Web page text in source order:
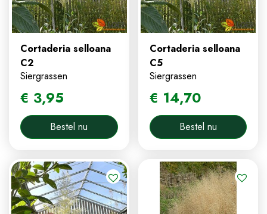
Cortaderia selloana
C2
Siergrassen
€ 3,95
Bestel nu
Cortaderia selloana
C5
Siergrassen
€ 14,70
Bestel nu